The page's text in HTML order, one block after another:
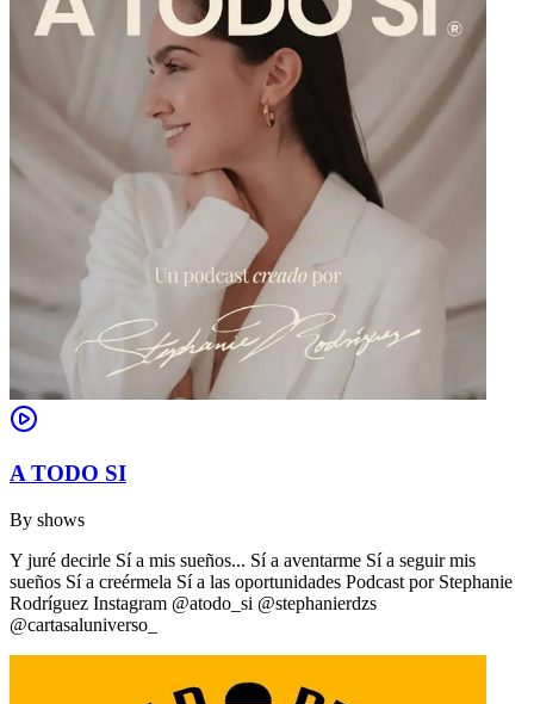
A TODO SI
By shows
Y juré decirle Sí a mis sueños... Sí a aventarme Sí a seguir mis
sueños Sí a creérmela Sí a las oportunidades Podcast por Stephanie
Rodríguez Instagram @atodo_si @stephanierdzs
@cartasaluniverso_